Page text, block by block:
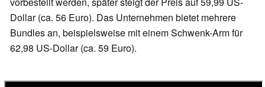
Dollar (ca. 56 Euro). Das Unternehmen bietet mehrere
Bundles an, beispielsweise mit einem Schwenk-Arm für
62,98 US-Dollar (ca. 59 Euro).